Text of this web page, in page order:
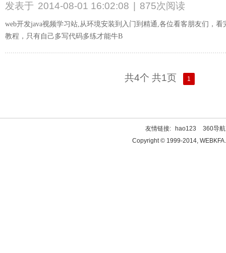
发表于 2014-08-01 16:02:08 875次阅读
web开发java视频学习站,从环境安装到入门到精通,各位看客朋友们，
教程，只有自己多写代码多练才能牛B
共4个 共1页 1
友情链接: hao123
360导航
Copyright © 1999-2014,